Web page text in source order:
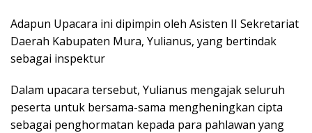
Adapun Upacara ini dipimpin oleh Asisten II Sekretariat
Daerah Kabupaten Mura, Yulianus, yang bertindak
sebagai inspektur
Dalam upacara tersebut, Yulianus mengajak seluruh
peserta untuk bersama-sama mengheningkan cipta
sebagai penghormatan kepada para pahlawan yang